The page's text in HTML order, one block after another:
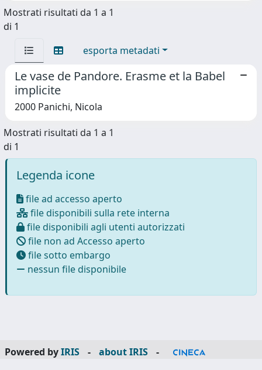
Mostrati risultati da 1 a 1
di 1
esporta metadati
Le vase de Pandore. Erasme et la Babel
implicite
2000 Panichi, Nicola
Mostrati risultati da 1 a 1
di 1
Legenda icone
file ad accesso aperto
file disponibili sulla rete interna
file disponibili agli utenti autorizzati
file non ad Accesso aperto
file sotto embargo
nessun file disponibile
Powered byIRIS - about IRIS
-